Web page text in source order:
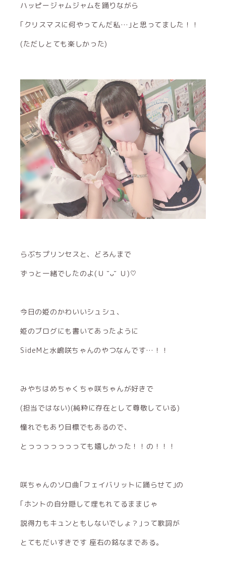
ハッピージャムジャムを踊りながら
｢クリスマスに何やってんだ私…｣と思ってました！！
(ただしとても楽しかった)
らぶちプリンセスと、どろんまで
ずっと一緒でしたのよ(Ｕ ˘ᴗ˘ Ｕ)♡
今日の姫のかわいいシュシュ、
姫のブログにも書いてあったように
SideMと水嶋咲ちゃんのやつなんです…！！
みやちはめちゃくちゃ咲ちゃんが好きで
(担当ではない)(純粋に存在として尊敬している)
憧れでもあり目標でもあるので、
とっっっっっっっても嬉しかった！！の！！！
咲ちゃんのソロ曲｢フェイバリットに踊らせて｣の
｢ホントの自分隠して埋もれてるままじゃ
説得力もキュンともしないでしょ？｣って歌詞が
とてもだいすきです 座右の銘なまである。